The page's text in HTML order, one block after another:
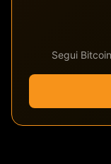
Segui